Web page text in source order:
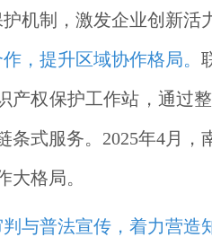
机制，激发企业创新活
，提升区域协作格局。
产权保护工作站，通过
条式服务。2025年4月
大格局。
与普法宣传，着力营造